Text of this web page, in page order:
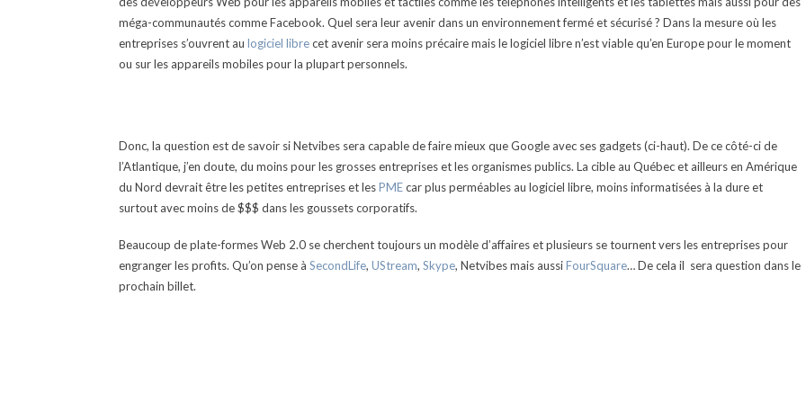
méga-communautés comme Facebook. Quel sera leur avenir dans un environnement fermé et sécurisé ? Dans la mesure où les
entreprises s’ouvrent au logiciel librecet avenir sera moins précaire mais le logiciel libre n’est viable qu’en Europe pour le moment
ou sur les appareils mobiles pour la plupart personnels.
Donc, la question est de savoir si Netvibes sera capable de faire mieux que Google avec ses gadgets (ci-haut). De ce côté-ci de
l’Atlantique, j’en doute, du moins pour les grosses entreprises et les organismes publics. La cible au Québec et ailleurs en Amérique
du Nord devrait être les petites entreprises et lesPMEcar plus perméables au logiciel libre, moins informatisées à la dure et
surtout avec moins de $$$ dans les goussets corporatifs.
Beaucoup de plate-formes Web 2.0 se cherchent toujours un modèle d’affaires et plusieurs se tournent vers les entreprises pour
engranger les profits. Qu’on pense à SecondLife, UStream, Skype, Netvibes mais aussiFourSquare… De cela il sera question dans le
prochain billet.